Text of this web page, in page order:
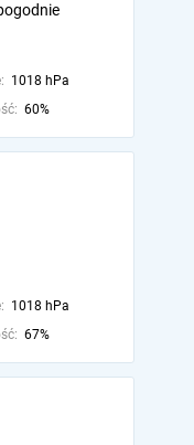
1018 hPa
60%
1018 hPa
67%